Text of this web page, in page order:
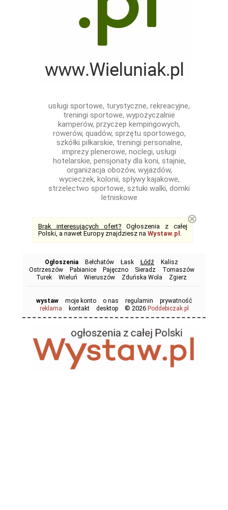
usługi sportowe, turystyczne, rekreacyjne,
treningi sportowe, wypożyczalnie
kamperów, przyczep kempingowych,
rowerów, quadów, sprzętu sportowego,
szkółki piłkarskie, treningi personalne,
imprezy plenerowe, noclegi, usługi
hotelarskie, pensjonaty dla koni, stajnie,
organizacja obozów, wyjazdów,
wycieczek, kolonii, spływy kajakowe,
strzelectwo sportowe, sztuki walki, domki
letniskowe
Brak interesujących ofert? Ogłoszenia z całej
Polski, a nawet Europy znajdziesz na Wystaw.pl .
⊗
Ogłoszenia Bełchatów Łask Łódź
Kalisz
Ostrzeszów
Pabianice Pajęczno Sieradz
Tomaszów
Turek
Wieluń Wieruszów Zduńska Wola Zgierz
wystaw moje konto o nas regulamin
prywatność
reklama
kontakt desktop © 2026 Poddebiczak.pl